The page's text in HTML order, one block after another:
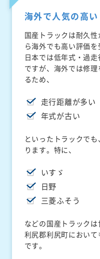
海外で人気の高
国産トラックは耐久
ら海外でも高い評価を
日本では低年式・過
ですが、海外では修
るため、
走行距離が多い
年式が古い
といったトラックで
ります。特に、
いすゞ
日野
三菱ふそう
などの国産トラック
利尻郡利尻町におい
です。